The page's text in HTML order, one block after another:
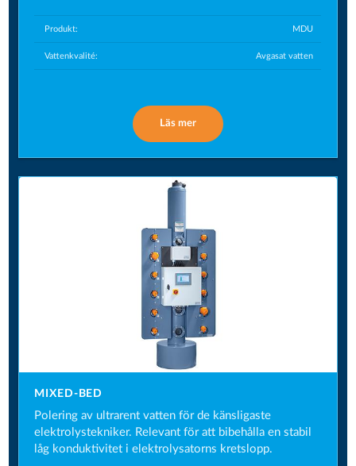
Produkt: MDU
Vattenkvalité: Avgasat vatten
Läs mer
MIXED-BED
Polering av ultrarent vatten för de känsligaste
elektrolystekniker. Relevant för att bibehålla en stabil
låg konduktivitet i elektrolysatorns kretslopp.